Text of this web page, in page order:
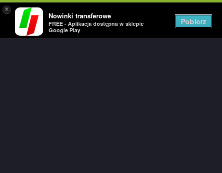
×
Nowinki transferowe
FREE - Aplikacja dostępna w sklepie
Google Play
Pobierz